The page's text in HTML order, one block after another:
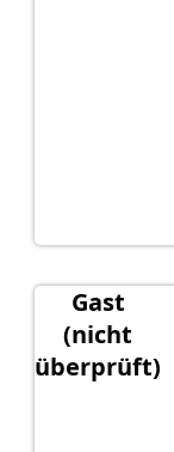
Gast
(nicht
überprüft)